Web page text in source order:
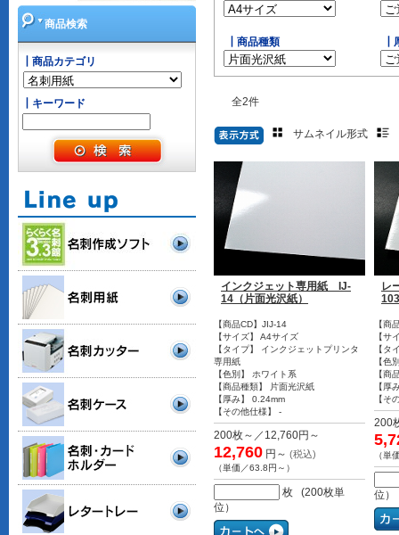
┃商品種類 ┃
全2件
サムネイル形式
インクジェット専用紙 IJ-
14（片面光沢紙）
【商品CD】JIJ-14
【サイズ】 A4サイズ
【タイプ】 インクジェットプリンタ
専用紙
【色別】 ホワイト系
【商品種類】 片面光沢紙
【厚み】 0.24mm
【その他仕様】 -
200枚～／12,760円～
12,760 円～ (税込)
（単価／63.8円～）
枚 (200枚単
位）
レ
【商
【サ
【タ
【色
【商
【厚
【そ
200
（単
位）
商品検索
┃商品カテゴリ
┃キーワード